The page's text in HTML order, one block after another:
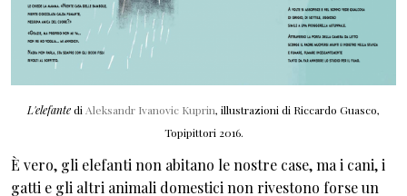
L'elefantedi Aleksandr Ivanovic Kuprin, illustrazioni di Riccardo Guasco,
Topipittori 2016.
È vero, gli elefanti non abitano le nostre case, ma i cani, i
gatti e gli altri animali domestici non rivestono forse un